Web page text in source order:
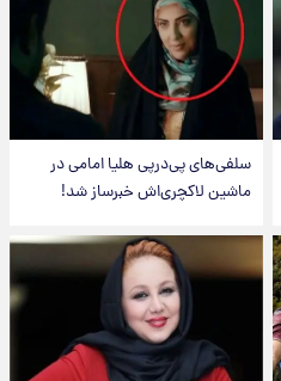
سلفی‌های پی‌درپی هلیا امامی در
ماشین لاکچری‌اش خبرساز شد!